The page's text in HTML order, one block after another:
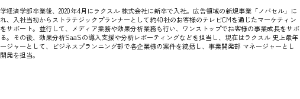
経済学部卒業後、2020年4月にラクスル 株式会社に新卒で入社。広告領域の新規事業「ノバセル」に
、入社当初からストラテジックプランナーとして約40社のお客様のテレビCMを通じたマーケティン
サポート。並行して、メディア業務や効果分析業務も行い、ワンストップでお客様の事業成長をサポ
。その後、効果分析SaaSの導入支援や分析レポーティングなどを担当し、現在はラクスル 史上最年
ジャーとして、ビジネスプランニング部で各企業様の案件を統括し、事業開発部 マネージャーとし
発を担当。